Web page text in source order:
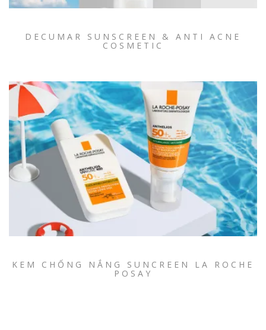
DECUMAR SUNSCREEN & ANTI ACNE
COSMETIC
KEM CHỐNG NẮNG SUNCREEN LA ROCHE
POSAY